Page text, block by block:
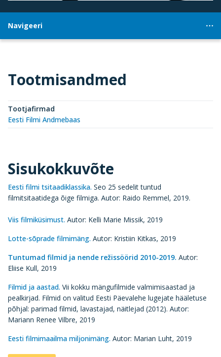
Navigeeri
Tootmisandmed
Tootjafirmad
Eesti Filmi Andmebaas
Sisukokkuvõte
Eesti filmi tsitaadiklassika. Seo 25 sedelit tuntud
filmitsitaatidega õige filmiga. Autor: Raido Remmel, 2019.
Viis filmiküsimust. Autor: Kelli Marie Missik, 2019
Lotte-sõprade filmimäng. Autor: Kristiin Kitkas, 2019
Tuntumad filmid ja nende režissöörid 2010-2019. Autor:
Eliise Kull, 2019
Filmid ja aastad. Vii kokku mängufilmide valmimisaastad ja
pealkirjad. Filmid on valitud Eesti Päevalehe lugejate hääletuse
põhjal: parimad filmid, lavastajad, näitlejad (2012). Autor:
Mariann Renee Vilbre, 2019
Eesti filmimaailma miljonimäng. Autor: Marian Luht, 2019